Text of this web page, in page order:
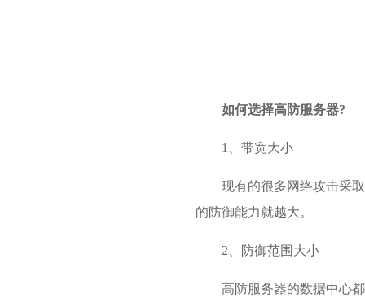
如何选择高防服务器?
1、带宽大小
现有的很多网络攻击采
的防御能力就越大。
2、防御范围大小
高防服务器的数据中心